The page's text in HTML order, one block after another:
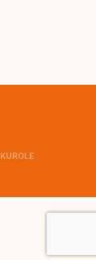
KUROLE